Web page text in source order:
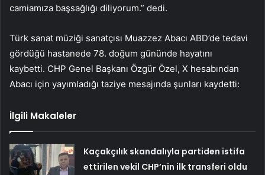
camiamıza başsağlığı diliyorum.” dedi.
Türk sanat müziği sanatçısı Muazzez Abacı ABD’de tedavi
gördüğü hastanede 78. doğum gününde hayatını
kaybetti. CHP Genel Başkanı Özgür Özel, X hesabından
Abacı için yayımladığı taziye mesajında şunları kaydetti:
İlgili Makaleler
Kaçakçılık skandalıyla partiden istifa
ettirilen vekil CHP’nin ilk transferi oldu